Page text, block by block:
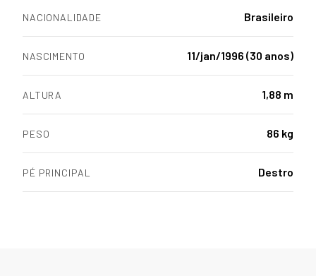
NACIONALIDADE Brasileiro
NASCIMENTO 11/jan/1996 (30 anos)
ALTURA 1,88 m
PESO 86 kg
PÉ PRINCIPAL Destro